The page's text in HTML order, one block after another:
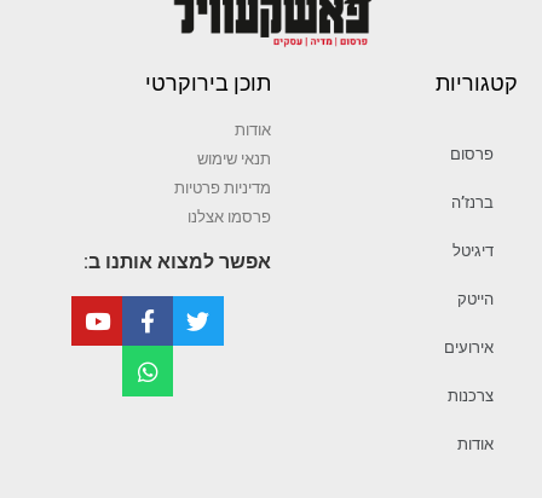
קטגוריות
פרסום
ברנז’ה
דיגיטל
הייטק
אירועים
צרכנות
אודות
תוכן בירוקרטי
אודות
תנאי שימוש
מדיניות פרטיות
פרסמו אצלנו
אפשר למצוא אותנו ב: